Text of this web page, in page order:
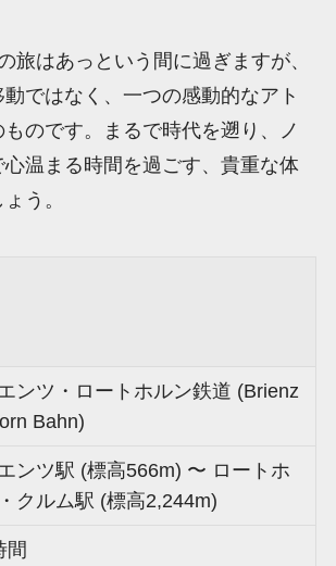
旅はあっという間に過ぎますが、
ではなく、一つの感動的なアト
のです。まるで時代を遡り、ノ
温まる時間を過ごす、貴重な体
う。
ンツ・ロートホルン鉄道 (Brienz
Bahn)
ンツ駅 (標高566m) 〜 ロートホ
クルム駅 (標高2,244m)
間